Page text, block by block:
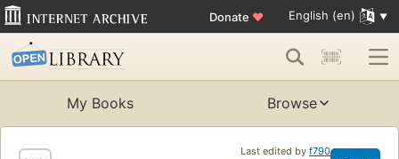
Donate ♥ English (en)
My Books Browse
Last edited by f790